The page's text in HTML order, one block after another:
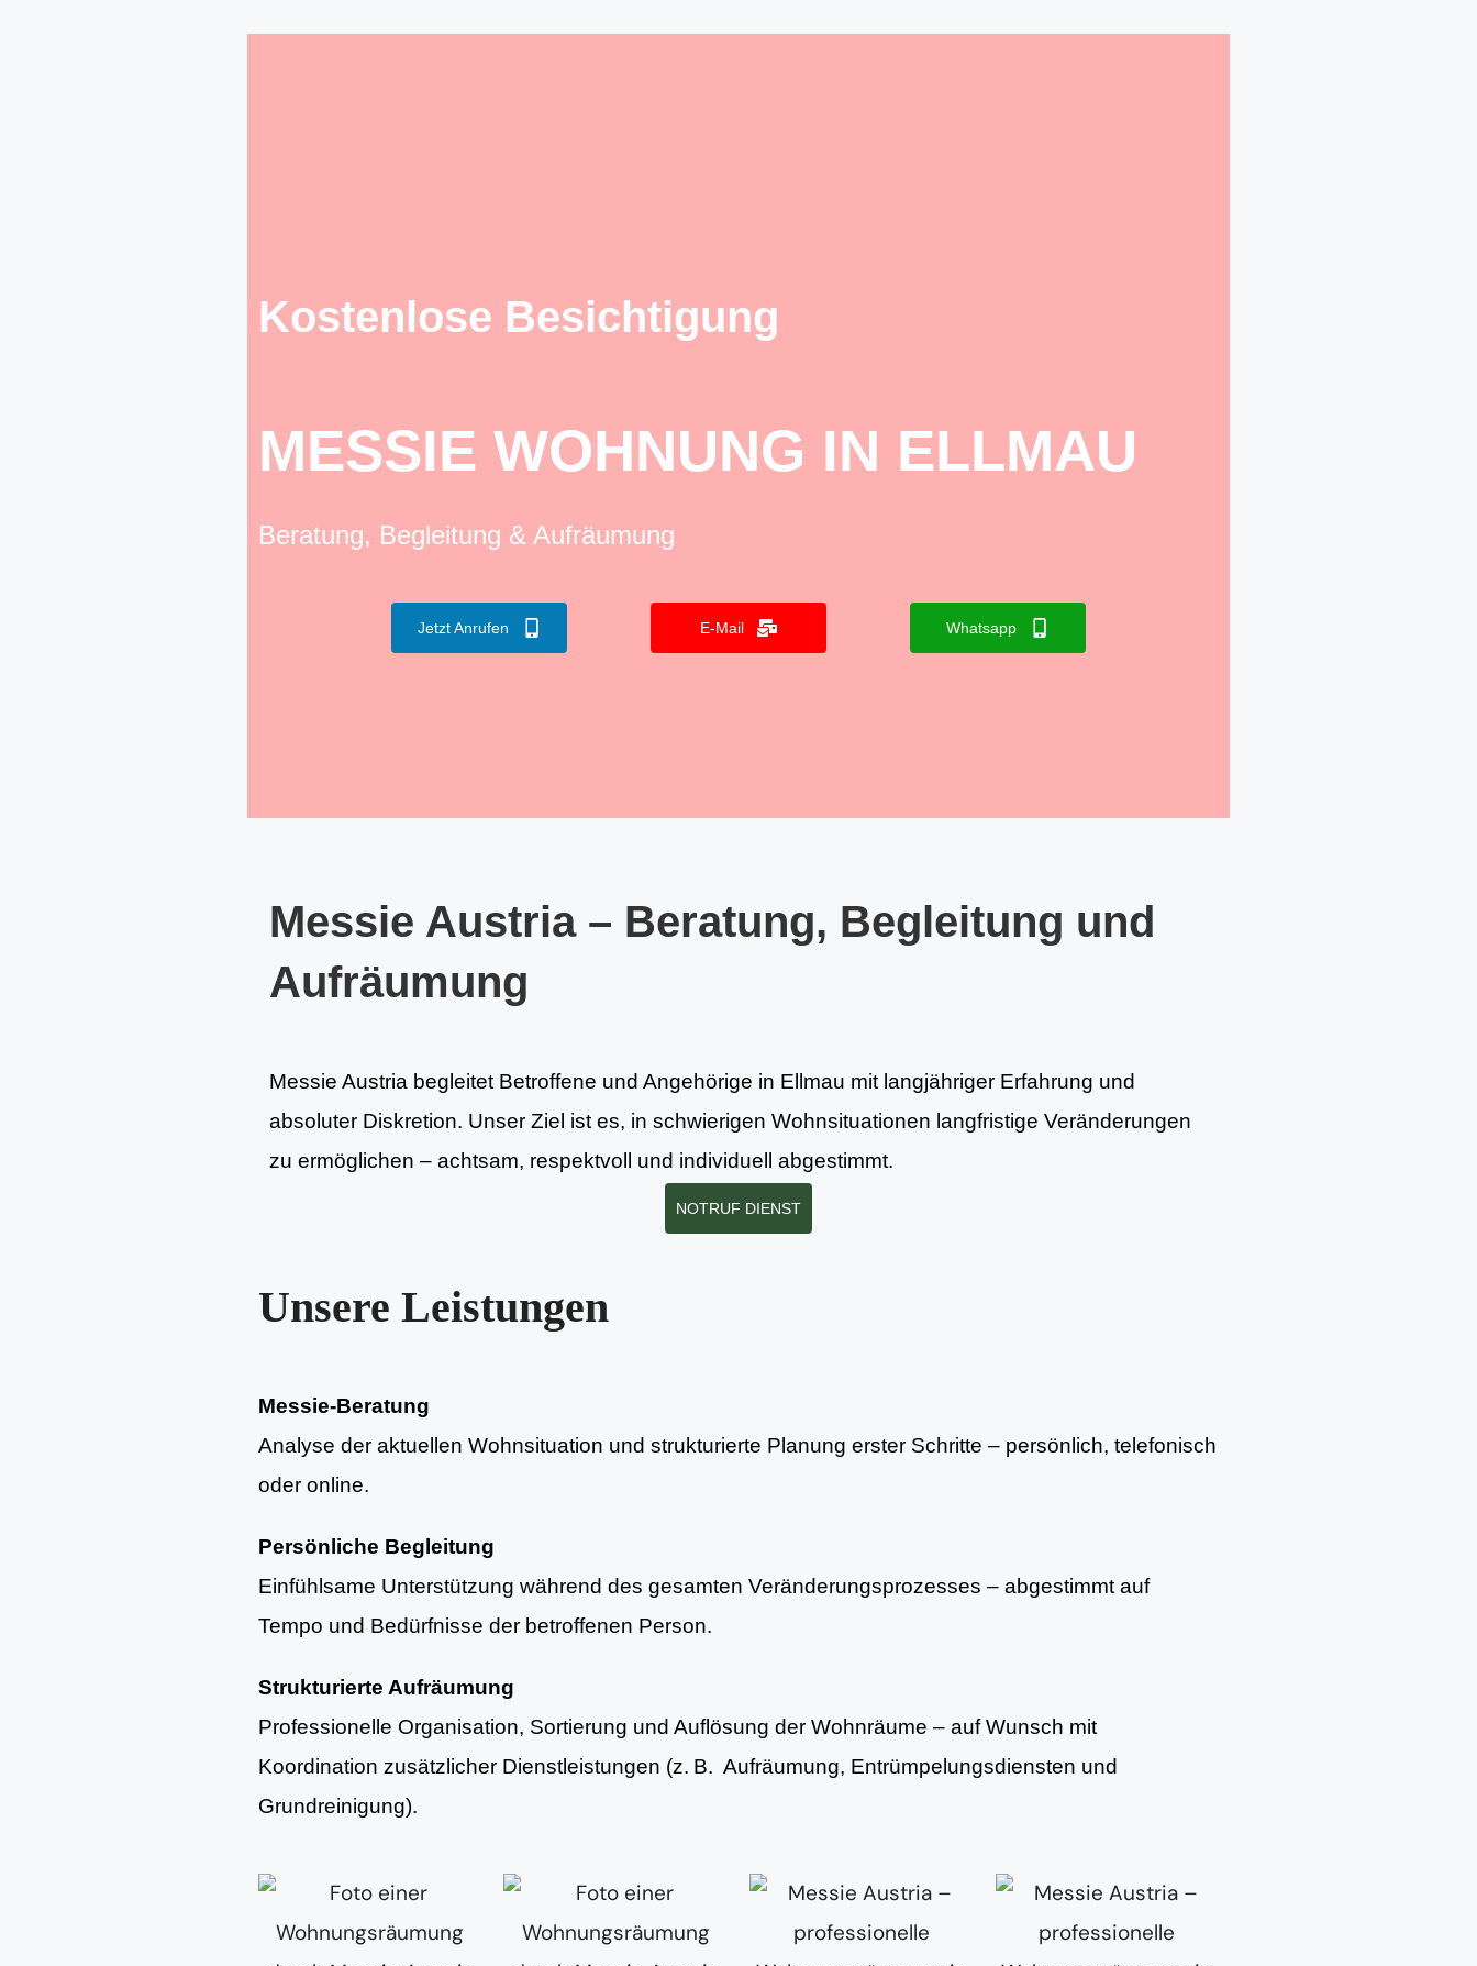
Kostenlose Besichtigung
MESSIE WOHNUNG IN ELLMAU
Beratung, Begleitung & Aufräumung
Jetzt Anrufen E-Mail Whatsapp
Messie Austria – Beratung, Begleitung und
Aufräumung
Messie Austria begleitet Betroffene und Angehörige in Ellmau mit langjähriger Erfahrung und
absoluter Diskretion. Unser Ziel ist es, in schwierigen Wohnsituationen langfristige Veränderungen
zu ermöglichen – achtsam, respektvoll und individuell abgestimmt.
NOTRUF DIENST
Unsere Leistungen
Messie-Beratung
Analyse der aktuellen Wohnsituation und strukturierte Planung erster Schritte – persönlich, telefonisch
oder online.
Persönliche Begleitung
Einfühlsame Unterstützung während des gesamten Veränderungsprozesses – abgestimmt auf
Tempo und Bedürfnisse der betroffenen Person.
Strukturierte Aufräumung
Professionelle Organisation, Sortierung und Auflösung der Wohnräume – auf Wunsch mit
Koordination zusätzlicher Dienstleistungen (z. B. Aufräumung, Entrümpelungsdiensten und
Grundreinigung).